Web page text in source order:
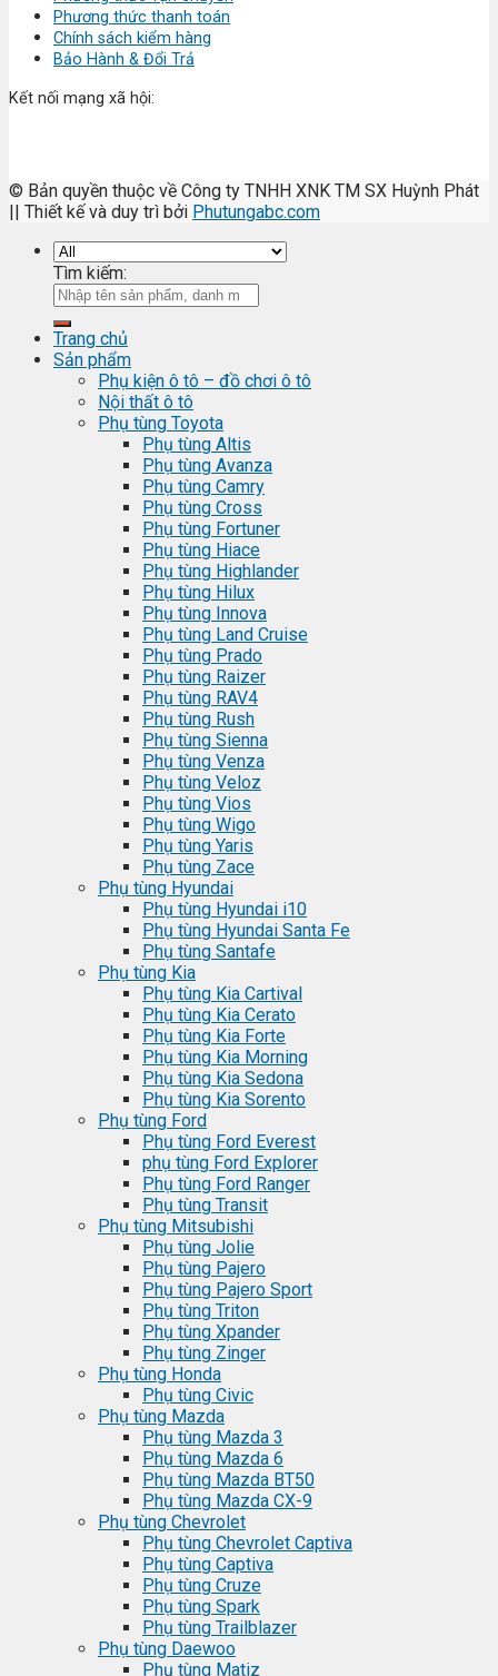
Phương thức thanh toán
Chính sách kiểm hàng
Bảo Hành & Đổi Trả
Kết nối mạng xã hội:
© Bản quyền thuộc về Công ty TNHH XNK TM SX Huỳnh Phát
|| Thiết kế và duy trì bởi Phutungabc.com
Tìm kiếm:
Trang chủ
Sản phẩm
Phụ kiện ô tô – đồ chơi ô tô
Nội thất ô tô
Phụ tùng Toyota
Phụ tùng Altis
Phụ tùng Avanza
Phụ tùng Camry
Phụ tùng Cross
Phụ tùng Fortuner
Phụ tùng Hiace
Phụ tùng Highlander
Phụ tùng Hilux
Phụ tùng Innova
Phụ tùng Land Cruise
Phụ tùng Prado
Phụ tùng Raizer
Phụ tùng RAV4
Phụ tùng Rush
Phụ tùng Sienna
Phụ tùng Venza
Phụ tùng Veloz
Phụ tùng Vios
Phụ tùng Wigo
Phụ tùng Yaris
Phụ tùng Zace
Phụ tùng Hyundai
Phụ tùng Hyundai i10
Phụ tùng Hyundai Santa Fe
Phụ tùng Santafe
Phụ tùng Kia
Phụ tùng Kia Cartival
Phụ tùng Kia Cerato
Phụ tùng Kia Forte
Phụ tùng Kia Morning
Phụ tùng Kia Sedona
Phụ tùng Kia Sorento
Phụ tùng Ford
Phụ tùng Ford Everest
phụ tùng Ford Explorer
Phụ tùng Ford Ranger
Phụ tùng Transit
Phụ tùng Mitsubishi
Phụ tùng Jolie
Phụ tùng Pajero
Phụ tùng Pajero Sport
Phụ tùng Triton
Phụ tùng Xpander
Phụ tùng Zinger
Phụ tùng Honda
Phụ tùng Civic
Phụ tùng Mazda
Phụ tùng Mazda 3
Phụ tùng Mazda 6
Phụ tùng Mazda BT50
Phụ tùng Mazda CX-9
Phụ tùng Chevrolet
Phụ tùng Chevrolet Captiva
Phụ tùng Captiva
Phụ tùng Cruze
Phụ tùng Spark
Phụ tùng Trailblazer
Phụ tùng Daewoo
Phụ tùng Matiz